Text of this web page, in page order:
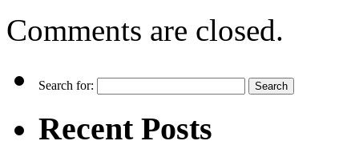
Comments are closed.
Search for:
Recent Posts